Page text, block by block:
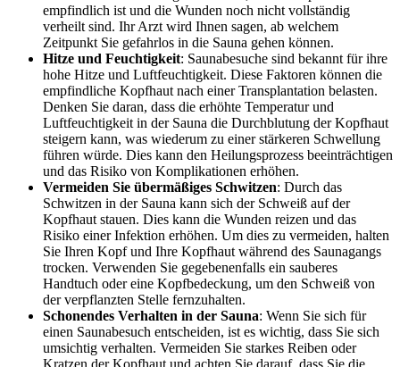
empfindlich ist und die Wunden noch nicht vollständig
verheilt sind. Ihr Arzt wird Ihnen sagen, ab welchem
Zeitpunkt Sie gefahrlos in die Sauna gehen können.
Hitze und Feuchtigkeit: Saunabesuche sind bekannt für ihre
hohe Hitze und Luftfeuchtigkeit. Diese Faktoren können die
empfindliche Kopfhaut nach einer Transplantation belasten.
Denken Sie daran, dass die erhöhte Temperatur und
Luftfeuchtigkeit in der Sauna die Durchblutung der Kopfhaut
steigern kann, was wiederum zu einer stärkeren Schwellung
führen würde. Dies kann den Heilungsprozess beeinträchtigen
und das Risiko von Komplikationen erhöhen.
Vermeiden Sie übermäßiges Schwitzen: Durch das
Schwitzen in der Sauna kann sich der Schweiß auf der
Kopfhaut stauen. Dies kann die Wunden reizen und das
Risiko einer Infektion erhöhen. Um dies zu vermeiden, halten
Sie Ihren Kopf und Ihre Kopfhaut während des Saunagangs
trocken. Verwenden Sie gegebenenfalls ein sauberes
Handtuch oder eine Kopfbedeckung, um den Schweiß von
der verpflanzten Stelle fernzuhalten.
Schonendes Verhalten in der Sauna: Wenn Sie sich für
einen Saunabesuch entscheiden, ist es wichtig, dass Sie sich
umsichtig verhalten. Vermeiden Sie starkes Reiben oder
Kratzen der Kopfhaut und achten Sie darauf, dass Sie die